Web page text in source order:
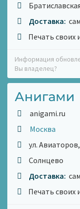
Доставка:
Печать своих
Информация
Вы владелец?
Анигами
anigami.ru
Москва
ул.
Солнцево
Доставка:
Печать своих